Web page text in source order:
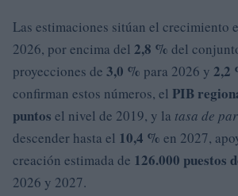
Las estimaciones sitúan el crecimiento
2026, por encima del 2,8 % del
proyecciones de 3,0 % para 2026 y 2,2
confirman estos números, el PIB
puntos el nivel de 2019, y la tasa de
descender hasta el 10,4 % en 2027,
creación estimada de 126.000 puestos
2026 y 2027.